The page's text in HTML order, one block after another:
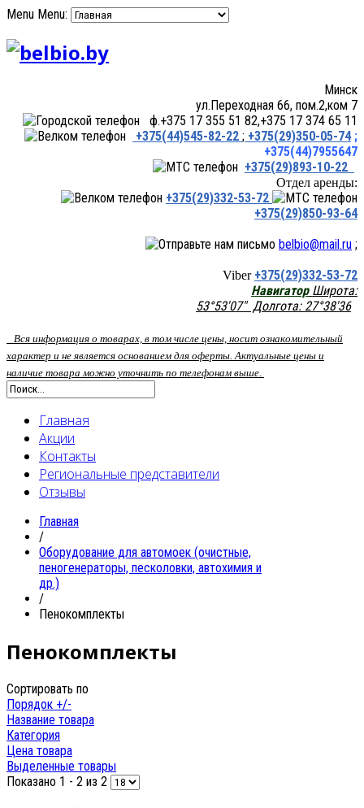
Menu Menu:
Минск
ул.Переходная 66, пом.2,ком 7
ф.+375 17 355 51 82,+375 17 374 65 11
+375(44)545-82-22 ; +375(29)350-05-74 ;
+375(44)7955647
+375(29)893-10-22
Отдел аренды:
+375(29)332-53-72
+375(29)850-93-64
belbio@mail.ru ;
Viber +375(29)332-53-72
НавигаторШирота:
53°53'07" Долгота: 27°38'36
Вся информация о товарах, в том числе цены, носит ознакомительный
характер и не является основанием для оферты. Актуальные цены и
наличие товара можно уточнить по телефонам выше.
Главная
Акции
Контакты
Региональные представители
Отзывы
Главная
/
Oборудование для автомоек (очистные,
пеногенераторы, песколовки, автохимия и
др.)
/
Пенокомплекты
Пенокомплекты
Сортировать по
Порядок +/-
Название товара
Категория
Цена товара
Выделенные товары
Показано 1 - 2 из 2